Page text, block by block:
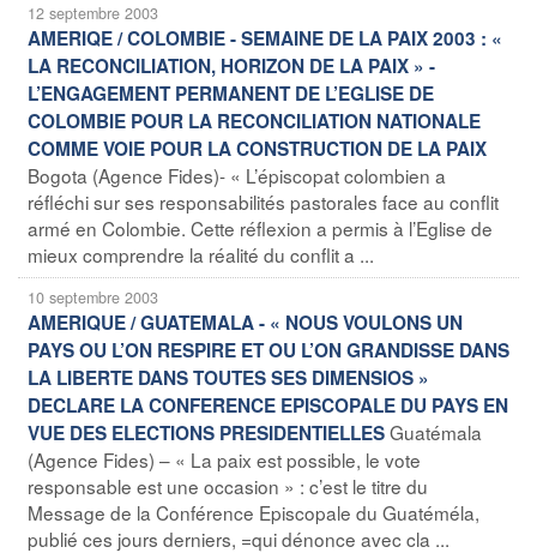
12 septembre 2003
AMERIQE / COLOMBIE - SEMAINE DE LA PAIX 2003 : «
LA RECONCILIATION, HORIZON DE LA PAIX » -
L’ENGAGEMENT PERMANENT DE L’EGLISE DE
COLOMBIE POUR LA RECONCILIATION NATIONALE
COMME VOIE POUR LA CONSTRUCTION DE LA PAIX
Bogota (Agence Fides)- « L’épiscopat colombien a
réfléchi sur ses responsabilités pastorales face au conflit
armé en Colombie. Cette réflexion a permis à l’Eglise de
mieux comprendre la réalité du conflit a ...
10 septembre 2003
AMERIQUE / GUATEMALA - « NOUS VOULONS UN
PAYS OU L’ON RESPIRE ET OU L’ON GRANDISSE DANS
LA LIBERTE DANS TOUTES SES DIMENSIOS »
DECLARE LA CONFERENCE EPISCOPALE DU PAYS EN
VUE DES ELECTIONS PRESIDENTIELLESGuatémala
(Agence Fides) – « La paix est possible, le vote
responsable est une occasion » : c’est le titre du
Message de la Conférence Episcopale du Guatéméla,
publié ces jours derniers, =qui dénonce avec cla ...